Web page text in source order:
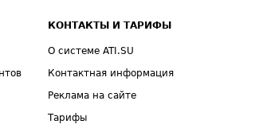
КОНТАКТЫ И ТАРИФЫ
О системе ATI.SU
Контактная информация
Реклама на сайте
Тарифы